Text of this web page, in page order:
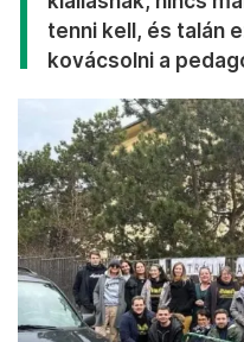
tenni kell, és talán
kovácsolni a